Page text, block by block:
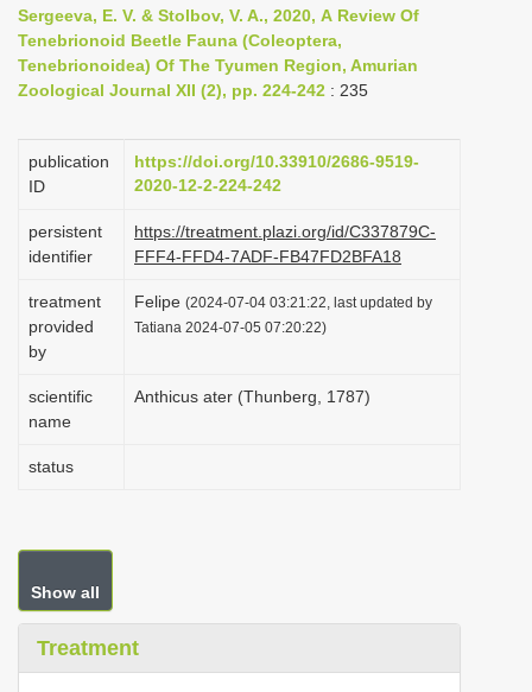
n
a
v
g
a
i
n
Sergeeva, E. V. & Stolbov, V. A., 2020, А Review Of
Tenebrionoid Beetle Fauna (Coleoptera,
Tenebrionoidea) Of The Tyumen Region, Amurian
Zoological Journal XII (2), pp. 224-242 : 235
publication
ID
https://doi.org/10.33910/2686-9519-
2020-12-2-224-242
persistent
identifier
https://treatment.plazi.org/id/C337879C-
FFF4-FFD4-7ADF-FB47FD2BFA18
treatment
provided
by
Felipe (2024-07-04 03:21:22, last updated by
Tatiana 2024-07-05 07:20:22)
scientific
name
Anthicus ater (Thunberg, 1787)
status
Show all
Treatment